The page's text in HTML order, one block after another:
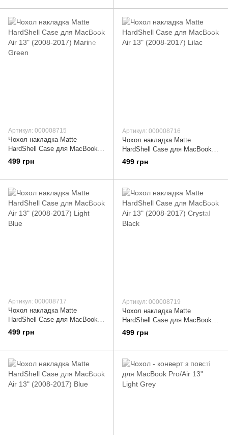
Артикул: 000008715
Чохол накладка Matte
HardShell Case для MacBook
Air 13" (2008-2017) Marine
499 грн
Артикул: 000008716
Чохол накладка Matte
HardShell Case для MacBook
Air 13" (2008-2017) Lilac
499 грн
Артикул: 000008717
Чохол накладка Matte
HardShell Case для MacBook
Air 13" (2008-2017) Light Blue
499 грн
Артикул: 000008719
Чохол накладка Matte
HardShell Case для MacBook
Air 13" (2008-2017) Crystal
499 грн